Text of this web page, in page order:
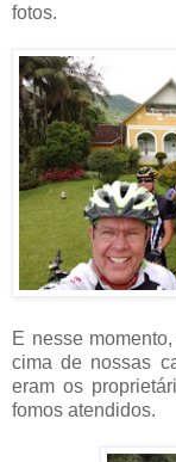
fotos.
E nesse
cima de nossas
eram os
fomos atendidos.